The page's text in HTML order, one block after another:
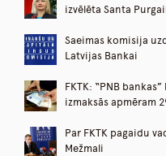
izvēlēta Santa
Saeimas komisija
Latvijas Bankai
FKTK: “PNB
izmaksās apmēram
Par FKTK pagaidu
Mežmali